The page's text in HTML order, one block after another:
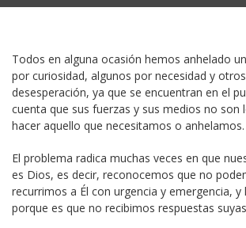
Todos en alguna ocasión hemos anhelado
por curiosidad, algunos por necesidad y
desesperación, ya que se encuentran en el
cuenta que sus fuerzas y sus medios no son
hacer aquello que necesitamos o anhelamos.
El problema radica muchas veces en que
es Dios, es decir, reconocemos que no
recurrimos a Él con urgencia y emergencia,
porque es que no recibimos respuestas